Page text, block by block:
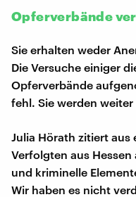
Opferverbände
Sie erhalten weder
Die Versuche einiger
Opferverbände
fehl. Sie werden
Julia Hörath zitiert
Verfolgten aus Hessen
und kriminelle
Wir haben es nicht